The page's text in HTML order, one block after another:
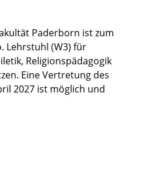
Paderborn ist zum
Lehrstuhl (W3) für
Religionspädagogik
Eine Vertretung des
2027 ist möglich und